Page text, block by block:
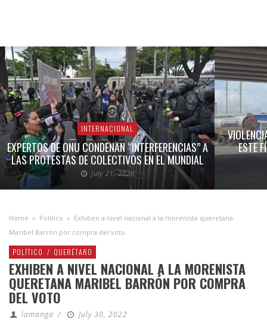
INTERNACIONAL
EXPERTOS DE ONU CONDENAN “INTERFERENCIAS” A
LAS PROTESTAS DE COLECTIVOS EN EL MUNDIAL
July 21, 2026
ESTE
Home » Político » Exhiben a nivel nacional a la morenista queretana
Maribel Barrón por compra del voto
POLÍTICO / QUERÉTARO
EXHIBEN A NIVEL NACIONAL A LA MORENISTA
QUERETANA MARIBEL BARRÓN POR COMPRA
DEL VOTO
lamanga /
July 30, 2022